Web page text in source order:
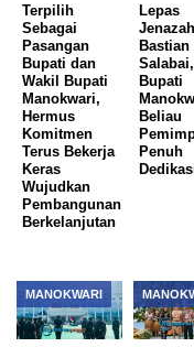
Terpilih
Sebagai
Pasangan
Bupati dan
Wakil Bupati
Manokwari,
Hermus
Komitmen
Terus Bekerja
Keras
Wujudkan
Pembangunan
Berkelanjutan
Lepas
Jenazah
Bastian
Salabai,
Bupati
Beliau
Penuh
MANOKWARI